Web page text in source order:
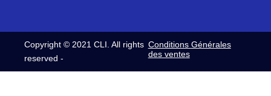
Copyright © 2021 CLI. All rights
reserved -
Conditions Générales
des ventes